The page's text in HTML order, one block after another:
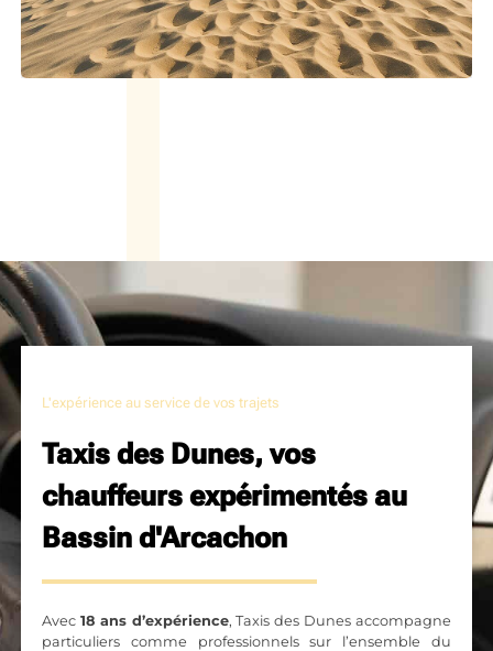
L'expérience au service de vos trajets
Taxis des Dunes, vos
chauffeurs expérimentés au
Bassin d'Arcachon
Avec18 ans d’expérience, Taxis des Dunes accompagne
particuliers comme professionnels sur l’ensemble du